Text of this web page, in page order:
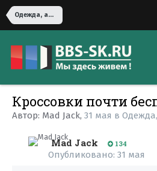
Одежда, аксессуары
Кроссовки почти
Автор: Mad Jack, 31 мая в
Mad Jack 134
Опубликовано: 31 мая